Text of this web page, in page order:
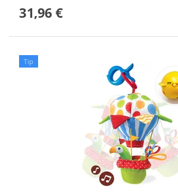
31,96 €
Tip